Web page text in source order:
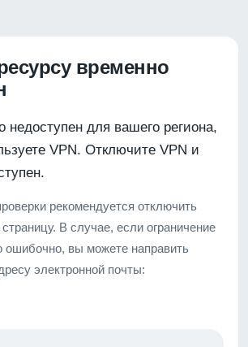
временно
недоступен для вашего региона,
VPN. Отключите VPN и
рекомендуется отключить
В случае, если ограничение
ошибочно, вы можете направить
электронной почты: